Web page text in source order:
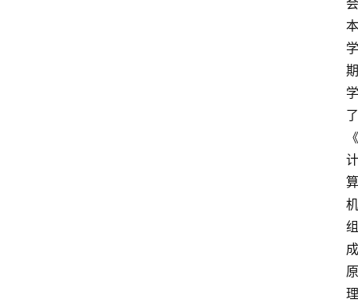
会
本
学
期
学
了
《
计
算
机
组
成
原
理